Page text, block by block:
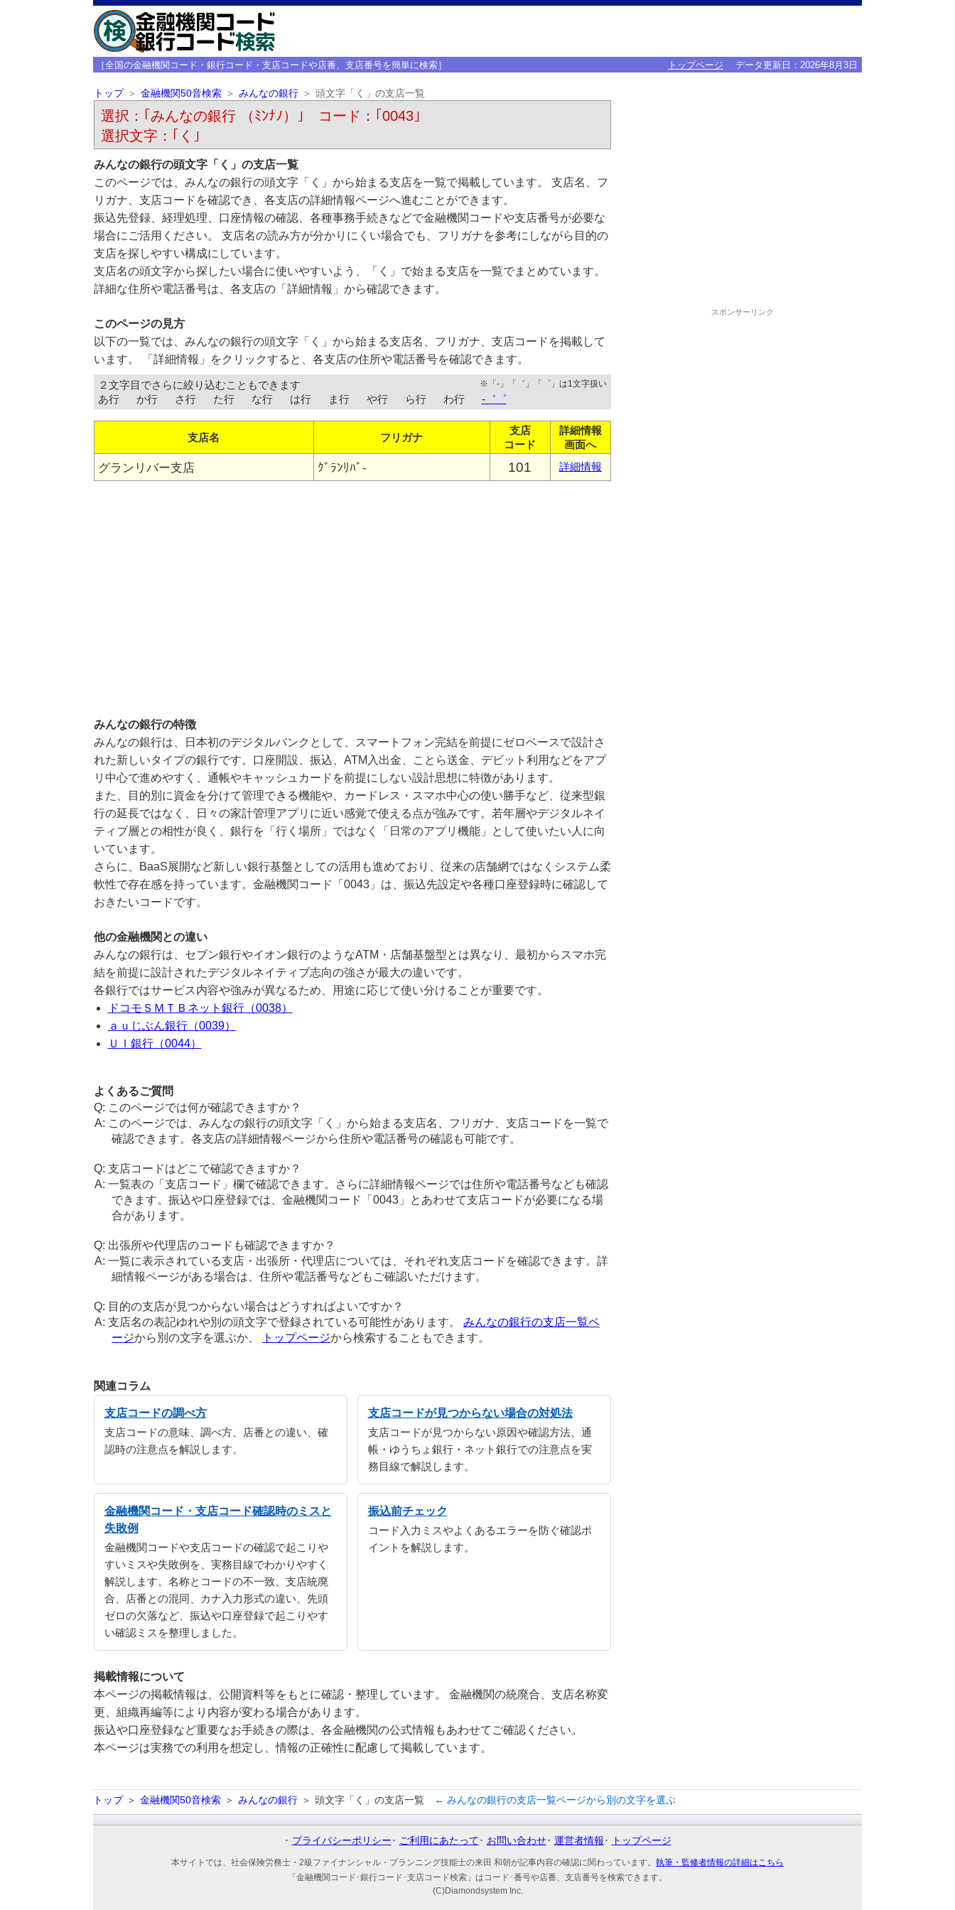
［全国の金融機関コード・銀行コード・支店コードや店番、支店番号を簡単に検索］ トップページ データ更新日： 2026年8月3日
トップ 金融機関50音検索 みんなの銀行 頭文字「く」の支店一覧
選択：｢みんなの銀行 （ﾐﾝﾅﾉ）｣ コード：｢0043｣
選択文字：｢く｣
みんなの銀行の頭文字「く」の支店一覧
このページでは、みんなの銀行の頭文字「く」から始まる支店を一覧で掲載しています。 支店名、フ
リガナ、支店コードを確認でき、各支店の詳細情報ページへ進むことができます。
振込先登録、経理処理、口座情報の確認、各種事務手続きなどで金融機関コードや支店番号が必要な
場合にご活用ください。 支店名の読み方が分かりにくい場合でも、フリガナを参考にしながら目的の
支店を探しやすい構成にしています。
支店名の頭文字から探したい場合に使いやすいよう、「く」で始まる支店を一覧でまとめています。
詳細な住所や電話番号は、各支店の「詳細情報」から確認できます。
このページの見方
以下の一覧では、みんなの銀行の頭文字「く」から始まる支店名、フリガナ、支店コードを掲載して
います。 「詳細情報」をクリックすると、各支店の住所や電話番号を確認できます。
２文字目でさらに絞り込むこともできます ※「-」「゛」「゜」は1文字扱い
あ行 か行 さ行 た行 な行 は行 ま行 や行 ら行 わ行 -゛゜
支店名 フリガナ
支店
コード
詳細情報
画面へ
グランリバー支店 ｸﾞﾗﾝﾘﾊﾞ- 101 詳細情報
みんなの銀行の特徴
みんなの銀行は、日本初のデジタルバンクとして、スマートフォン完結を前提にゼロベースで設計さ
れた新しいタイプの銀行です。口座開設、振込、ATM入出金、ことら送金、デビット利用などをアプ
リ中心で進めやすく、通帳やキャッシュカードを前提にしない設計思想に特徴があります。
また、目的別に資金を分けて管理できる機能や、カードレス・スマホ中心の使い勝手など、従来型銀
行の延長ではなく、日々の家計管理アプリに近い感覚で使える点が強みです。若年層やデジタルネイ
ティブ層との相性が良く、銀行を「行く場所」ではなく「日常のアプリ機能」として使いたい人に向
いています。
さらに、BaaS展開など新しい銀行基盤としての活用も進めており、従来の店舗網ではなくシステム柔
軟性で存在感を持っています。金融機関コード「0043」は、振込先設定や各種口座登録時に確認して
おきたいコードです。
他の金融機関との違い
みんなの銀行は、セブン銀行やイオン銀行のようなATM・店舗基盤型とは異なり、最初からスマホ完
結を前提に設計されたデジタルネイティブ志向の強さが最大の違いです。
各銀行ではサービス内容や強みが異なるため、用途に応じて使い分けることが重要です。
ドコモＳＭＴＢネット銀行（0038）
ａｕじぶん銀行（0039）
ＵＩ銀行（0044）
よくあるご質問
このページでは何が確認できますか？
このページでは、みんなの銀行の頭文字「く」から始まる支店名、フリガナ、支店コードを一覧で
確認できます。各支店の詳細情報ページから住所や電話番号の確認も可能です。
支店コードはどこで確認できますか？
一覧表の「支店コード」欄で確認できます。さらに詳細情報ページでは住所や電話番号なども確認
できます。振込や口座登録では、金融機関コード「0043」とあわせて支店コードが必要になる場
合があります。
出張所や代理店のコードも確認できますか？
一覧に表示されている支店・出張所・代理店については、それぞれ支店コードを確認できます。詳
細情報ページがある場合は、住所や電話番号などもご確認いただけます。
目的の支店が見つからない場合はどうすればよいですか？
支店名の表記ゆれや別の頭文字で登録されている可能性があります。みんなの銀行の支店一覧ペ
ージから別の文字を選ぶか、 トップページから検索することもできます。
関連コラム
支店コードの調べ方
支店コードの意味、調べ方、店番との違い、確
認時の注意点を解説します。
支店コードが見つからない場合の対処法
支店コードが見つからない原因や確認方法、通
帳・ゆうちょ銀行・ネット銀行での注意点を実
務目線で解説します。
金融機関コード・支店コード確認時のミスと
失敗例
金融機関コードや支店コードの確認で起こりや
すいミスや失敗例を、実務目線でわかりやすく
解説します。名称とコードの不一致、支店統廃
合、店番との混同、カナ入力形式の違い、先頭
ゼロの欠落など、振込や口座登録で起こりやす
い確認ミスを整理しました。
振込前チェック
コード入力ミスやよくあるエラーを防ぐ確認ポ
イントを解説します。
掲載情報について
本ページの掲載情報は、公開資料等をもとに確認・整理しています。 金融機関の統廃合、支店名称変
更、組織再編等により内容が変わる場合があります。
振込や口座登録など重要なお手続きの際は、各金融機関の公式情報もあわせてご確認ください。
本ページは実務での利用を想定し、情報の正確性に配慮して掲載しています。
スポンサーリンク
トップ 金融機関50音検索 みんなの銀行 頭文字「く」の支店一覧 ← みんなの銀行の支店一覧ページから別の文字を選ぶ
プライバシーポリシー ご利用にあたって お問い合わせ 運営者情報 トップページ
本サイトでは、社会保険労務士・2級ファイナンシャル・プランニング技能士の来田 和朝が記事内容の確認に関わっています。 執筆・監修者情報の詳細はこちら
「金融機関コード･銀行コード･支店コード検索」はコード･番号や店番、支店番号を検索できます。
(C)Diamondsystem Inc.